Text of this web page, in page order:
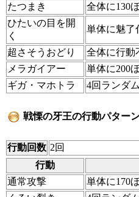
たつまき
全体に130
ひたいの目を開
く
単体に魅了
超さそうおどり
全体に行動
メラガイアー
単体に200
ギガ・マホトラ
4回ランダ
戦慄の牙王の行動パター
行動回数 2回
行動
通常攻撃
単体に170